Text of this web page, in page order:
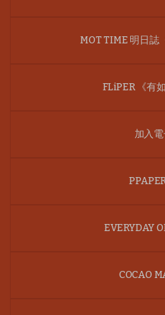
MOT TIME 明日誌
FLiPER 《有
加入
EVERYDAY
COCAO